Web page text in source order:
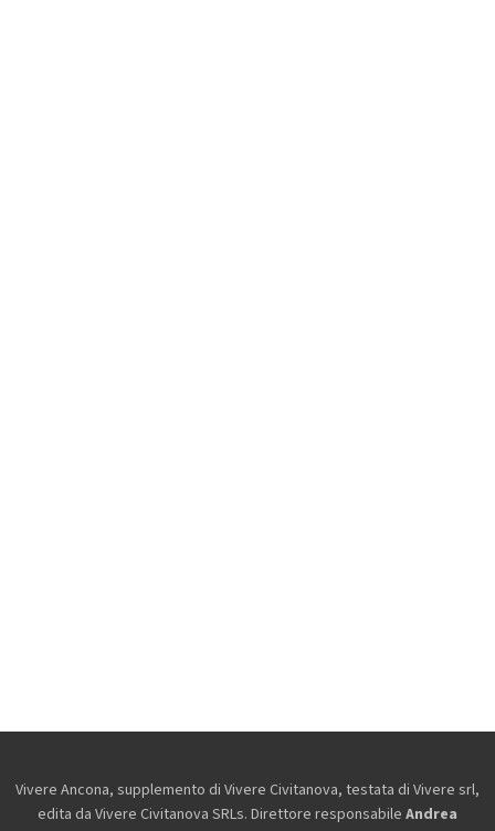
Vivere Ancona, supplemento di Vivere Civitanova, testata di Vivere srl,
edita da Vivere Civitanova SRLs. Direttore responsabile Andrea